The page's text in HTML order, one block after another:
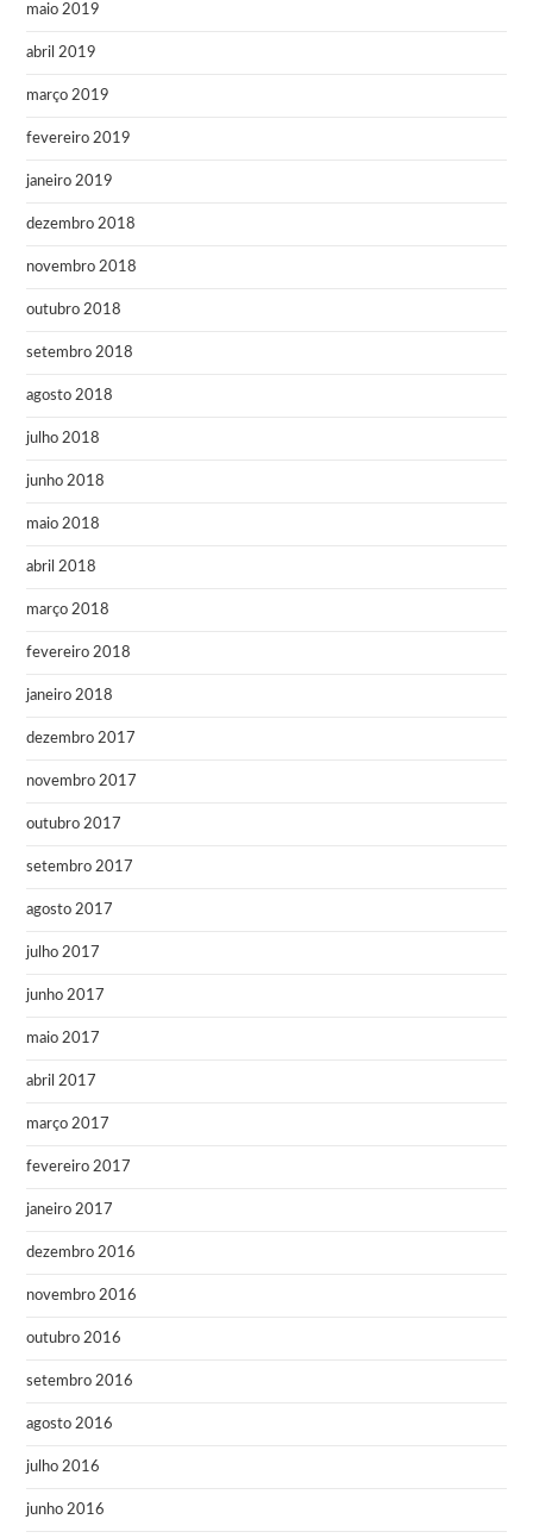
maio 2019
abril 2019
março 2019
fevereiro 2019
janeiro 2019
dezembro 2018
novembro 2018
outubro 2018
setembro 2018
agosto 2018
julho 2018
junho 2018
maio 2018
abril 2018
março 2018
fevereiro 2018
janeiro 2018
dezembro 2017
novembro 2017
outubro 2017
setembro 2017
agosto 2017
julho 2017
junho 2017
maio 2017
abril 2017
março 2017
fevereiro 2017
janeiro 2017
dezembro 2016
novembro 2016
outubro 2016
setembro 2016
agosto 2016
julho 2016
junho 2016